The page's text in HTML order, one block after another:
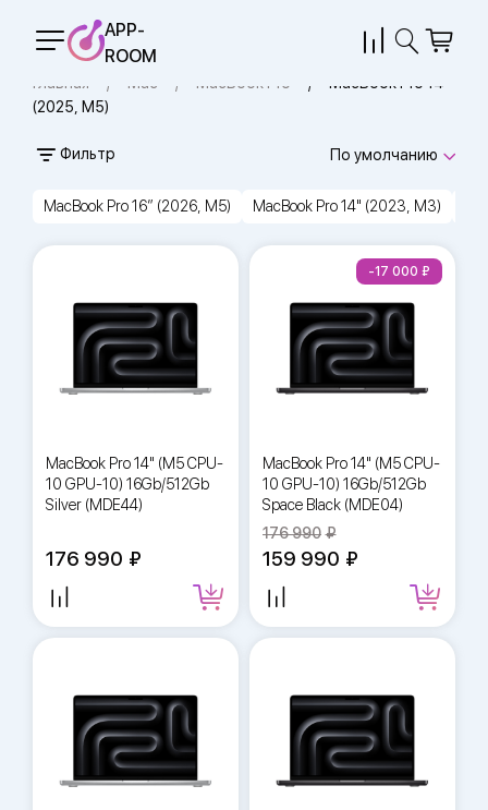
APP-
ROOM
Главная Mac MacBook Pro
MacBook Pro 14″
(2025, M5)
MacBook Pro 16″ (2026, M5) MacBook Pro 14" (2023, M3)
Фильтр По умолчанию
MacBook Pro 14" (M5 CPU-
10 GPU-10) 16Gb/512Gb
Silver (MDE44)
176 990
MacBook Pro 14" (M5 CPU-
10 GPU-10) 16Gb/512Gb
Space Black (MDE04)
176 990
159 990
-17 000